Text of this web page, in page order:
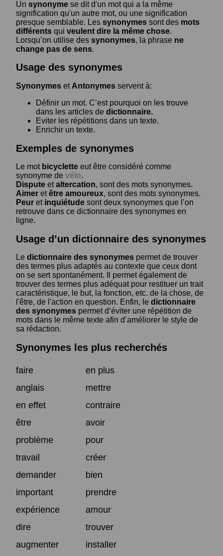
Un synonyme se dit d'un mot qui a la même
signification qu'un autre mot, ou une signification
presque semblable. Les synonymes sont des mots
différents qui veulent dire la même chose.
Lorsqu’on utilise des synonymes, la phrase ne
change pas de sens.
Usage des synonymes
Synonymes et Antonymes servent à:
Définir un mot. C’est pourquoi on les trouve
dans les articles de dictionnaire.
Eviter les répétitions dans un texte.
Enrichir un texte.
Exemples de synonymes
Le mot bicyclette eut être considéré comme
synonyme de vélo.
Dispute etaltercation, sont des mots synonymes.
Aimer etêtre amoureux, sont des mots synonymes.
Peur et inquiétude sont deux synonymes que l’on
retrouve dans ce dictionnaire des synonymes en
ligne.
Usage d’un dictionnaire des synonymes
Le dictionnaire des synonymes permet de trouver
des termes plus adaptés au contexte que ceux dont
on se sert spontanément. Il permet également de
trouver des termes plus adéquat pour restituer un trait
caractéristique, le but, la fonction, etc. de la chose, de
l'être, de l'action en question. Enfin, le dictionnaire
des synonymes permet d’éviter une répétition de
mots dans le même texte afin d’améliorer le style de
sa rédaction.
Synonymes les plus recherchés
faire
en plus
anglais
mettre
en effet
contraire
être
avoir
problème
pour
travail
créer
demander
bien
important
prendre
expérience
amour
dire
trouver
augmenter
installer